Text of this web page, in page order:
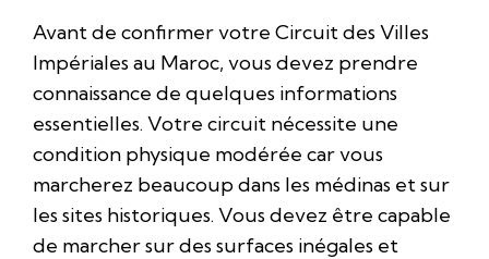
Avant de confirmer votre Circuit des Villes
Impériales au Maroc, vous devez prendre
connaissance de quelques informations
essentielles. Votre circuit nécessite une
condition physique modérée car vous
marcherez beaucoup dans les médinas et sur
les sites historiques. Vous devez être capable
de marcher sur des surfaces inégales et